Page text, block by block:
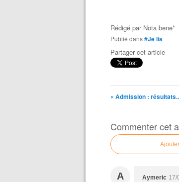
Rédigé par Nota bene*
Publié dans#Je lis
Partager cet article
« Admission :
Commenter cet
A Aymeric 17/